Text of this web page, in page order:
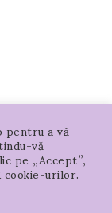
a vă
vă
pe „Accept”,
urilor.